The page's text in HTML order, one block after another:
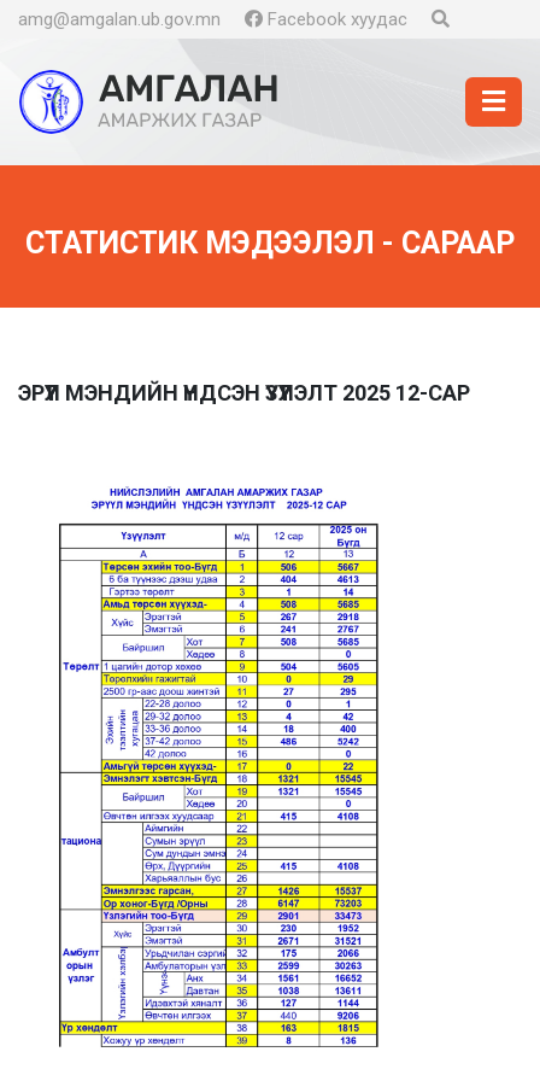
amg@amgalan.ub.gov.mn Facebook хуудас
СТАТИСТИК МЭДЭЭЛЭЛ - САРААР
ЭРҮҮЛ МЭНДИЙН ҮНДСЭН ҮЗҮҮЛЭЛТ 2025 12-САР